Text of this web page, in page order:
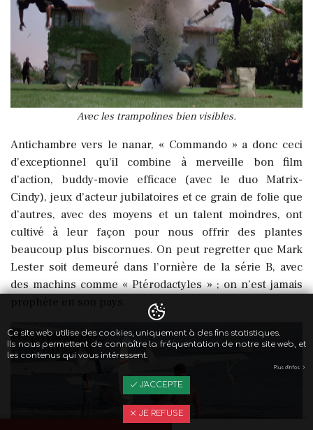
Avec les trampolines bien visibles.
Antichambre vers le nanar, « Commando » a donc ceci
d’exceptionnel qu’il combine à merveille bon film
d’action, buddy-movie efficace (avec le duo Matrix-
Cindy), jeux d’acteur jubilatoires et ce grain de folie que
d’autres, avec des moyens et un talent moindres, ont
cultivé à leur façon pour nous offrir des plantes
beaucoup plus biscornues. On peut regretter que Mark
Lester soit demeuré dans l’ornière de la série B, avec
des machins comme « Ptérodactyles » ; on n’est jamais
Ce site web utilise des cookies, uniquement à des fins statistiques.
Ils nous permettent de connaître la fréquentation de notre site web, et
les contenus qui vous intéressent.
Plus d'infos
J'ACCEPTE
JE REFUSE